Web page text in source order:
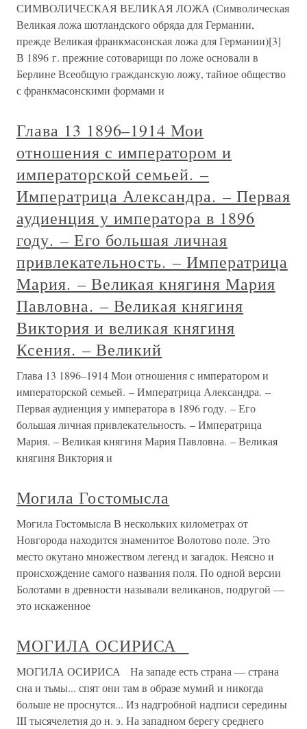
СИМВОЛИЧЕСКАЯ ВЕЛИКАЯ ЛОЖА (Символическая
Великая ложа шотландского обряда для Германии,
прежде Великая франкмасонская ложа для Германии)[3]
В 1896 г. прежние сотоварищи по ложе основали в
Берлине Всеобщую гражданскую ложу, тайное общество
с франкмасонскими формами и
Глава 13 1896–1914 Мои
отношения с императором и
императорской семьей. –
Императрица Александра. – Первая
аудиенция у императора в 1896
году. – Его большая личная
привлекательность. – Императрица
Мария. – Великая княгиня Мария
Павловна. – Великая княгиня
Виктория и великая княгиня
Ксения. – Великий
Глава 13 1896–1914 Мои отношения с императором и
императорской семьей. – Императрица Александра. –
Первая аудиенция у императора в 1896 году. – Его
большая личная привлекательность. – Императрица
Мария. – Великая княгиня Мария Павловна. – Великая
княгиня Виктория и
Могила Гостомысла
Могила Гостомысла В нескольких километрах от
Новгорода находится знаменитое Волотово поле. Это
место окутано множеством легенд и загадок. Неясно и
происхождение самого названия поля. По одной версии
Болотами в древности называли великанов, подругой —
это искаженное
МОГИЛА ОСИРИСА
МОГИЛА ОСИРИСА На западе есть страна — страна
сна и тьмы... спят они там в образе мумий и никогда
больше не проснутся... Из надгробной надписи середины
III тысячелетия до н. э. На западном берегу среднего